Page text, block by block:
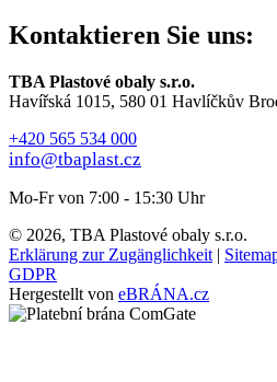
Kontaktieren Sie uns:
TBA Plastové obaly s.r.o.
Havířská 1015, 580 01 Havlíčkův
+420 565 534 000
info@tbaplast.cz
Mo-Fr von 7:00 - 15:30 Uhr
© 2026, TBA Plastové obaly s.r.o.
Erklärung zur Zugänglichkeit |
GDPR
Hergestellt von eBRÁNA.cz